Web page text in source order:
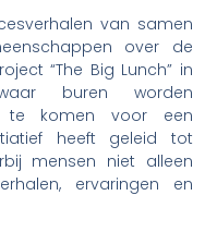
van samen
over de
“The Big Lunch” in
buren worden
te komen voor een
heeft geleid tot
mensen niet alleen
ervaringen en